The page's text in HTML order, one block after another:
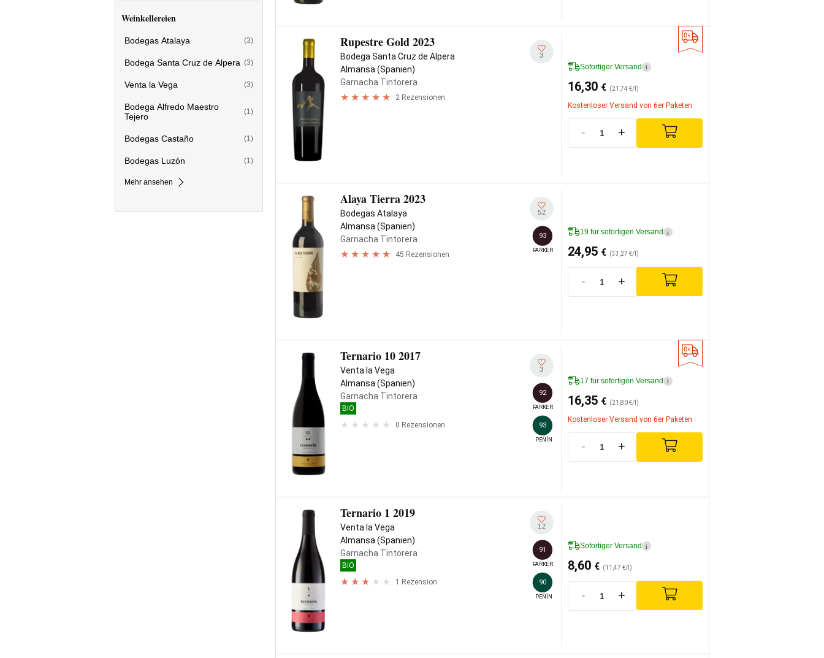
Weinkellereien
Bodegas Atalaya (3)
Bodega Santa Cruz de Alpera (3)
Venta la Vega (3)
Bodega Alfredo Maestro
Tejero
(1)
Bodegas Castaño (1)
Bodegas Luzón (1)
Mehr ansehen
Rupestre Gold 2023
Bodega Santa Cruz de Alpera
Almansa (Spanien)
Garnacha Tintorera
2 Rezensionen
3
Sofortiger Versand i
16,30 € (21,74 €/l)
Kostenloser Versand von 6er Paketen
- +
Alaya Tierra 2023
Bodegas Atalaya
Almansa (Spanien)
Garnacha Tintorera
45 Rezensionen
52
93
PARKER
19 für sofortigen Versand i
24,95 € (33,27 €/l)
- +
Ternario 10 2017
Venta la Vega
Almansa (Spanien)
Garnacha Tintorera
BIO
0 Rezensionen
3
92
PARKER
93
PEÑÍN
17 für sofortigen Versand i
16,35 € (21,80 €/l)
Kostenloser Versand von 6er Paketen
- +
Ternario 1 2019
Venta la Vega
Almansa (Spanien)
Garnacha Tintorera
BIO
1 Rezension
12
91
PARKER
90
PEÑÍN
Sofortiger Versand i
8,60 € (11,47 €/l)
- +